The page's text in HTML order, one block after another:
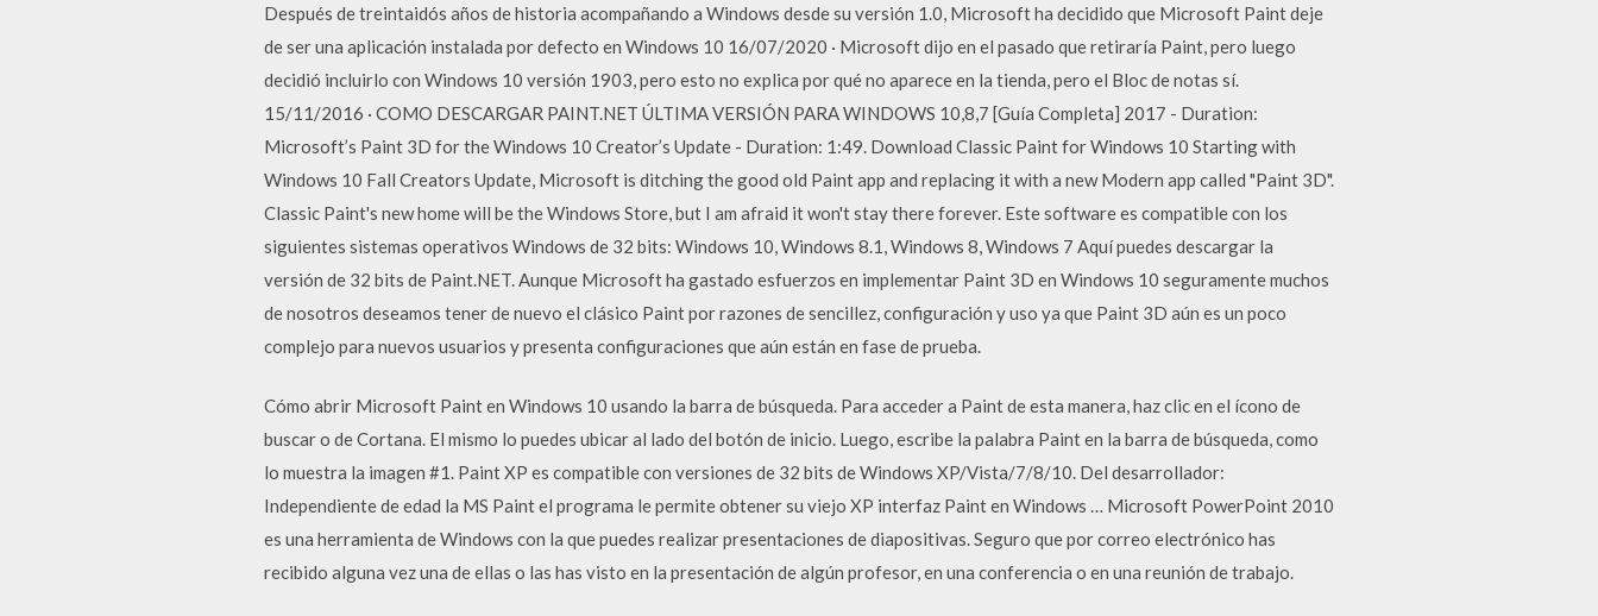
Después de treintaidós años de historia acompañando a Windows desde su versión 1.0, Microsoft ha decidido que Microsoft Paint deje
de ser una aplicación instalada por defecto en Windows 10 16/07/2020 · Microsoft dijo en el pasado que retiraría Paint, pero luego
decidió incluirlo con Windows 10 versión 1903, pero esto no explica por qué no aparece en la tienda, pero el Bloc de notas sí.
15/11/2016 · COMO DESCARGAR PAINT.NET ÚLTIMA VERSIÓN PARA WINDOWS 10,8,7 [Guía Completa] 2017 - Duration:
Microsoft’s Paint 3D for the Windows 10 Creator’s Update - Duration: 1:49. Download Classic Paint for Windows 10 Starting with
Windows 10 Fall Creators Update, Microsoft is ditching the good old Paint app and replacing it with a new Modern app called "Paint 3D".
Classic Paint's new home will be the Windows Store, but I am afraid it won't stay there forever. Este software es compatible con los
siguientes sistemas operativos Windows de 32 bits: Windows 10, Windows 8.1, Windows 8, Windows 7 Aquí puedes descargar la
versión de 32 bits de Paint.NET. Aunque Microsoft ha gastado esfuerzos en implementar Paint 3D en Windows 10 seguramente muchos
de nosotros deseamos tener de nuevo el clásico Paint por razones de sencillez, configuración y uso ya que Paint 3D aún es un poco
complejo para nuevos usuarios y presenta configuraciones que aún están en fase de prueba.
Cómo abrir Microsoft Paint en Windows 10 usando la barra de búsqueda. Para acceder a Paint de esta manera, haz clic en el ícono de
buscar o de Cortana. El mismo lo puedes ubicar al lado del botón de inicio. Luego, escribe la palabra Paint en la barra de búsqueda, como
lo muestra la imagen #1. Paint XP es compatible con versiones de 32 bits de Windows XP/Vista/7/8/10. Del desarrollador:
Independiente de edad la MS Paint el programa le permite obtener su viejo XP interfaz Paint en Windows … Microsoft PowerPoint 2010
es una herramienta de Windows con la que puedes realizar presentaciones de diapositivas. Seguro que por correo electrónico has
recibido alguna vez una de ellas o las has visto en la presentación de algún profesor, en una conferencia o en una reunión de trabajo.